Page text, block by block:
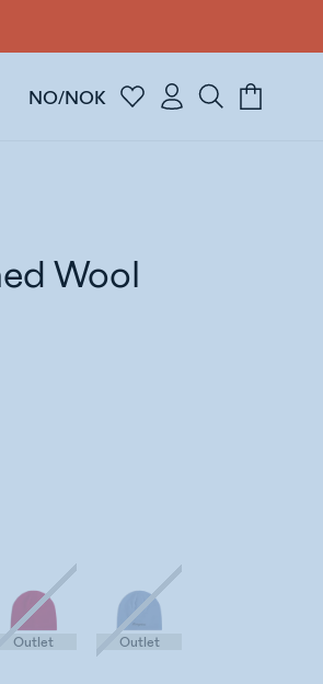
NO/NOK
Wool
Outlet Outlet